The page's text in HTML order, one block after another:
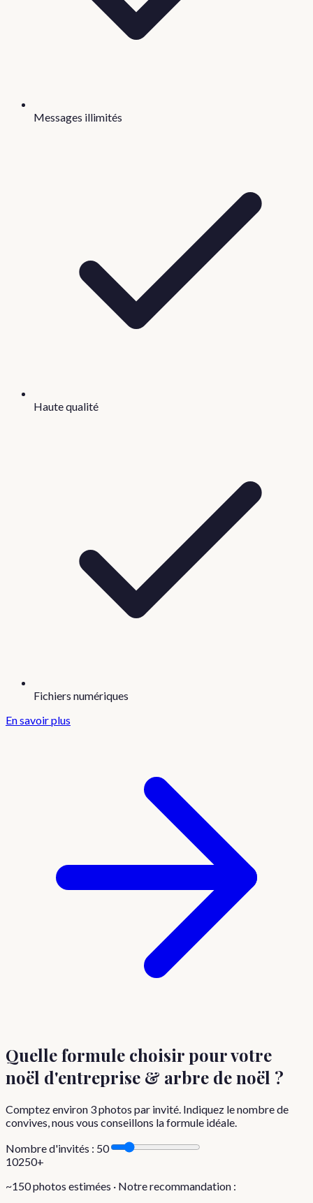
Messages illimités
Haute qualité
Fichiers numériques
En savoir plus
Quelle formule choisirpour votre
noël d'entreprise & arbre de noël ?
Comptez environ 3photos par invité. Indiquez le nombre de
convives, nous vous conseillons la formule idéale.
Nombre d'invités : 50
10250+
~150photos estimées · Notre recommandation :